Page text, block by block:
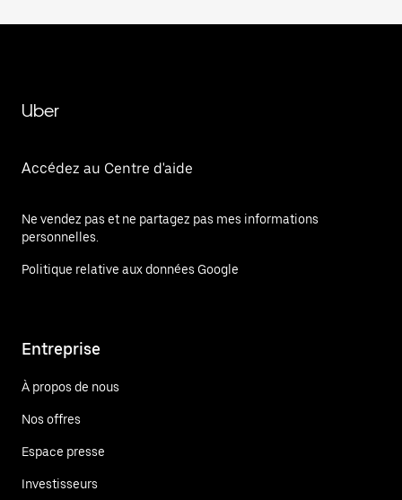
Uber
Accédez au Centre d'aide
Ne vendez pas et ne partagez pas mes informations
personnelles.
Politique relative aux données Google
Entreprise
À propos de nous
Nos offres
Espace presse
Investisseurs